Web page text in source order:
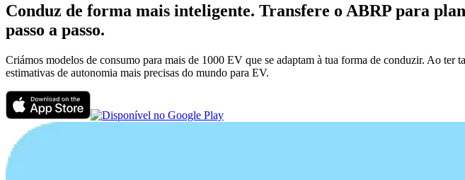
Conduz de forma mais inteligente. Transfere o ABRP para
passo a passo.
Criámos modelos de consumo para mais de 1000 EV que se adaptam à tua forma de conduzir. Ao
estimativas de autonomia mais precisas do mundo para EV.